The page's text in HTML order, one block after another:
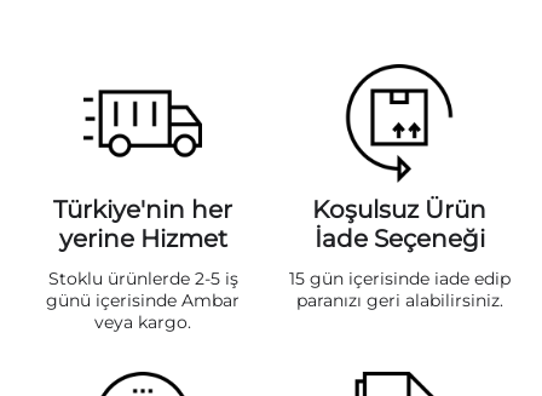
Türkiye'nin her
yerine Hizmet
Stoklu ürünlerde 2-5 iş
günü içerisinde Ambar
veya kargo.
Koşulsuz Ürün
İade Seçeneği
15 gün içerisinde iade edip
paranızı geri alabilirsiniz.